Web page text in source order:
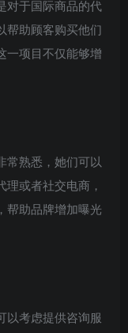
对于国际商品的代
帮助顾客购买他们
一项目不仅能够增
常熟悉，她们可以
或者社交电商，
帮助品牌增加曝光
以考虑提供咨询服